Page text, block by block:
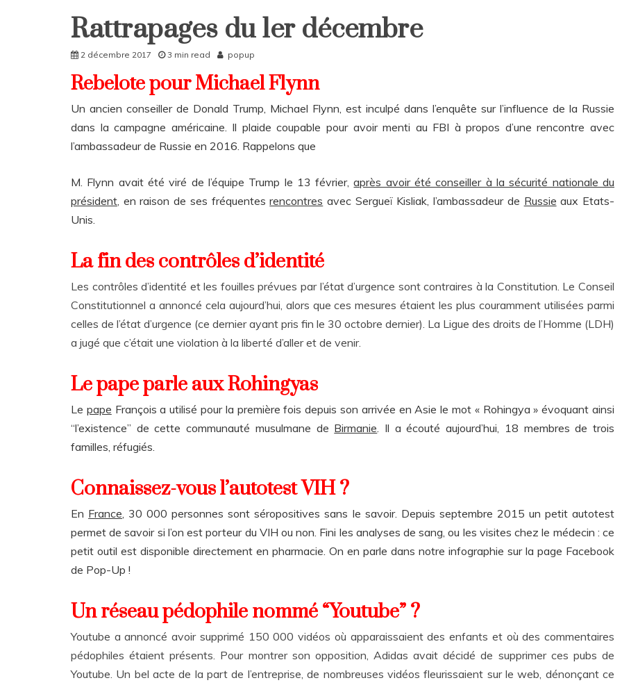
Home
Rattrapages du 1er décembre
2 décembre 2017 3 min read popup
Rebelote pour Michael Flynn
Un ancien conseiller de Donald Trump, Michael Flynn, est inculpé dans l’enquête sur l’influence de la Russie
dans la campagne américaine. Il plaide coupable pour avoir menti au FBI à propos d’une rencontre avec
l’ambassadeur de Russie en 2016. Rappelons que
M. Flynn avait été viré de l’équipe Trump le 13 février,après avoir été conseiller à la sécurité nationale du
président, en raison de ses fréquentesrencontres avec Sergueï Kisliak, l’ambassadeur de Russie aux Etats-
Unis.
La fin des contrôles d’identité
Les contrôles d’identité et les fouilles prévues par l’état d’urgence sont contraires à la Constitution. Le Conseil
Constitutionnel a annoncé cela aujourd’hui, alors que ces mesures étaient les plus couramment utilisées parmi
celles de l’état d’urgence (ce dernier ayant pris fin le 30 octobre dernier). La Ligue des droits de l’Homme (LDH)
a jugé que c’était une violation à la liberté d’aller et de venir.
Le pape parle aux Rohingyas
Le pape François a utilisé pour la première fois depuis son arrivée en Asie le mot « Rohingya » évoquant ainsi
“l’existence” de cette communauté musulmane de Birmanie. Il a écouté aujourd’hui, 18 membres de trois
familles, réfugiés.
Connaissez-vous l’autotest VIH ?
En France, 30 000 personnes sont séropositives sans le savoir. Depuis septembre 2015 un petit autotest
permet de savoir si l’on est porteur du VIH ou non. Fini les analyses de sang, ou les visites chez le médecin : ce
petit outil est disponible directement en pharmacie. On en parle dans notre infographie sur la page Facebook
de Pop-Up !
Un réseau pédophile nommé “Youtube” ?
Youtube a annoncé avoir supprimé 150 000 vidéos où apparaissaient des enfants et où des commentaires
pédophiles étaient présents. Pour montrer son opposition, Adidas avait décidé de supprimer ces pubs de
Youtube. Un bel acte de la part de l’entreprise, de nombreuses vidéos fleurissaient sur le web, dénonçant ce